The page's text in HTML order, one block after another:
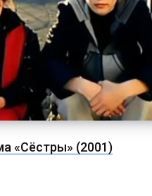
«Сёстры» (2001)